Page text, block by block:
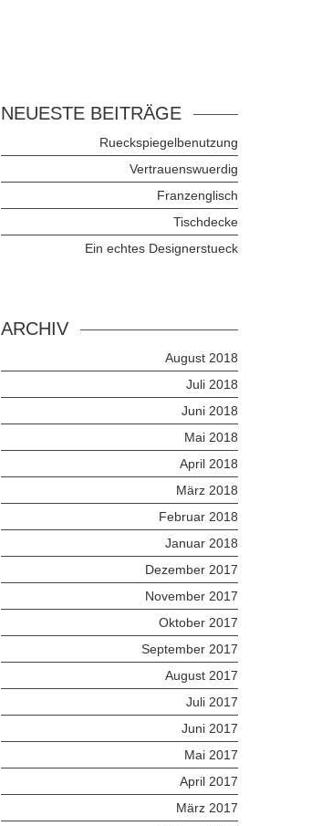
NEUESTE BEITRÄGE
Rueckspiegelbenutzung
Vertrauenswuerdig
Franzenglisch
Tischdecke
Ein echtes Designerstueck
ARCHIV
August 2018
Juli 2018
Juni 2018
Mai 2018
April 2018
März 2018
Februar 2018
Januar 2018
Dezember 2017
November 2017
Oktober 2017
September 2017
August 2017
Juli 2017
Juni 2017
Mai 2017
April 2017
März 2017